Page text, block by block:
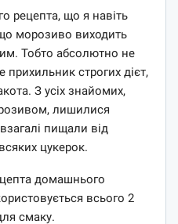
рецепта, що я навіть
морозиво виходить
Тобто абсолютно не
строгих дієт,
З усіх знайомих,
лишилися
пищали від
цукерок.
домашнього
всього 2
смаку.